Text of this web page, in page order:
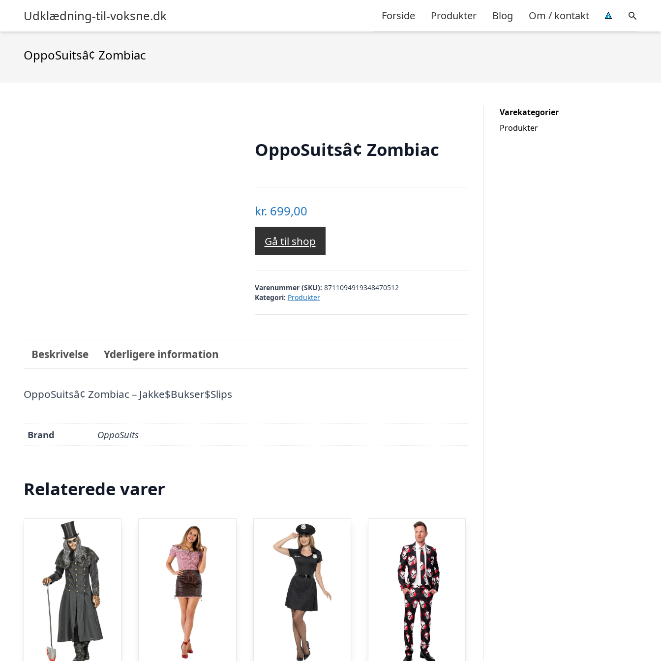
Udklædning-til-voksne.dk Forside Produkter Blog Om / kontakt
OppoSuitsâ¢ Zombiac
OppoSuitsâ¢ Zombiac
kr. 699,00
Gå til shop
Varenummer (SKU): 8711094919348470512
Kategori: Produkter
Beskrivelse Yderligere information
OppoSuitsâ¢ Zombiac – Jakke$Bukser$Slips
Brand OppoSuits
Relaterede varer
Varekategorier
Produkter